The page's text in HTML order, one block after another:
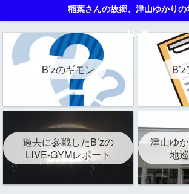
稲葉さんの故郷、津山ゆかりの
りレポ
B’zのギモン
過去に参戦したB’zの
LIVE-GYMレポート
津山ゆ
地